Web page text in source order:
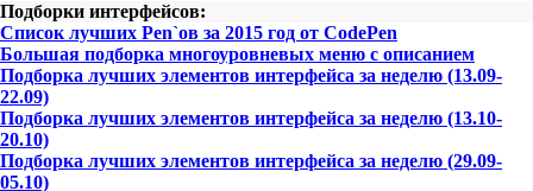
Подборки интерфейсов:
Список лучших Pen`ов за 2015 год от CodePen
Большая подборка многоуровневых меню с описанием
Подборка лучших элементов интерфейса за неделю (13.09-
22.09)
Подборка лучших элементов интерфейса за неделю (13.10-
20.10)
Подборка лучших элементов интерфейса за неделю (29.09-
05.10)